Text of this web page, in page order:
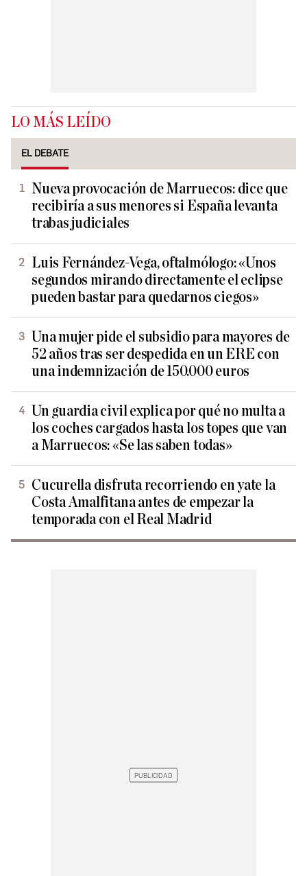
LO MÁS LEÍDO
EL DEBATE
Nueva provocación de Marruecos: dice que
recibiría a sus menores si España levanta
trabas judiciales
Luis Fernández-Vega, oftalmólogo: «Unos
segundos mirando directamente el eclipse
pueden bastar para quedarnos ciegos»
Una mujer pide el subsidio para mayores de
52 años tras ser despedida en un ERE con
una indemnización de 150.000 euros
Un guardia civil explica por qué no multa a
los coches cargados hasta los topes que van
a Marruecos: «Se las saben todas»
Cucurella disfruta recorriendo en yate la
Costa Amalfitana antes de empezar la
temporada con el Real Madrid